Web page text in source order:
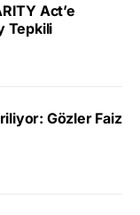
Act’e
Tepkili
Gözler Faiz